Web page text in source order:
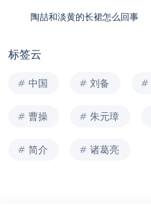
陶喆和淡黄的长裙怎么回事
标签云
中国 刘备
曹操 朱元璋
简介 诸葛亮